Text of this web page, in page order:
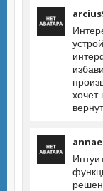
хочет